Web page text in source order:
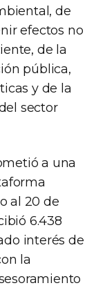
de
efectos no
de la
pública,
y de la
sector
a una
al 20 de
6.438
interés de
la